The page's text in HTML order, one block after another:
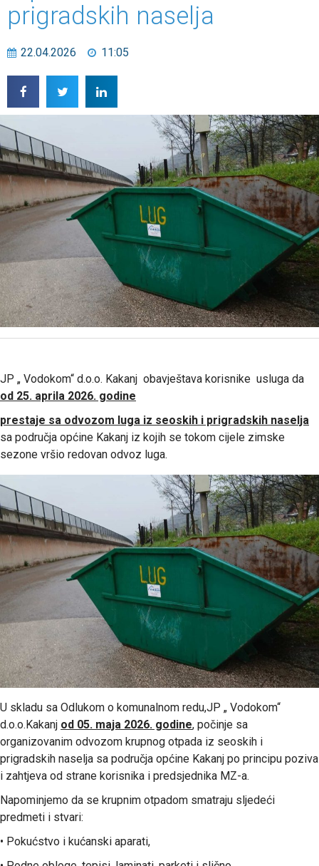
prigradskih naselja
22.04.2026 11:05
JP „ Vodokom“ d.o.o. Kakanj obavještava korisnike usluga da
od 25. aprila 2026. godine
prestaje sa odvozom luga iz seoskih i prigradskih naselja
sa područja općine Kakanj iz kojih se tokom cijele zimske
sezone vršio redovan odvoz luga.
U skladu sa Odlukom o komunalnom redu,JP „ Vodokom“
d.o.o.Kakanj od 05. maja 2026. godine, počinje sa
organizovanim odvozom krupnog otpada iz seoskih i
prigradskih naselja sa područja općine Kakanj po principu poziva
i zahtjeva od strane korisnika i predsjednika MZ-a.
Napominjemo da se krupnim otpadom smatraju sljedeći
predmeti i stvari:
• Pokućstvo i kućanski aparati,